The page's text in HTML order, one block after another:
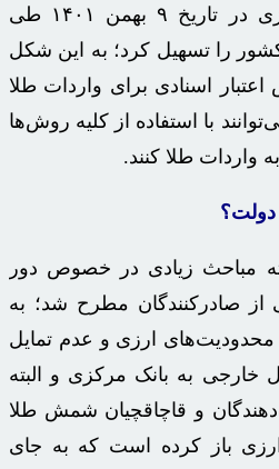
کنند. در ادامه بانک مرکزی در تاریخ ۹ بهمن ۱۴۰۱ طی
را تسهیل کرد؛ به این شکل
اسنادی برای واردات طلا
با استفاده از کلیه روش‌ها
واردات طلا کنند.
دولت؟
مباحث زیادی در خصوص دور
صادرکنندگان مطرح شد؛ به
ارزی و عدم تمایل
خارجی به بانک مرکزی و البته
و قاچاقچیان شمش طلا
باز کرده است که به جای